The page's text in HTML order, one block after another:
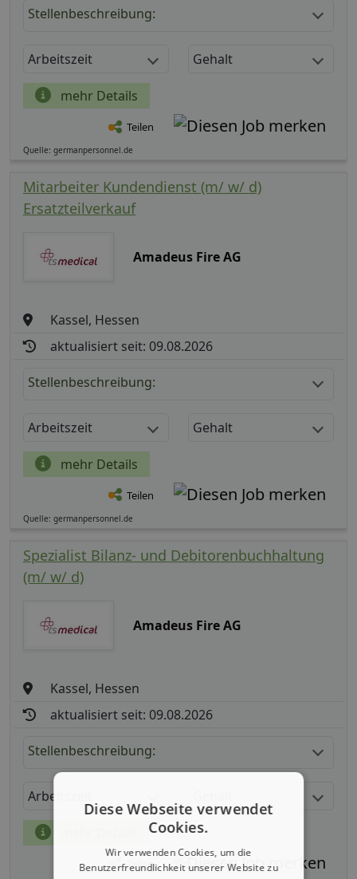
Stellenbeschreibung:
Arbeitszeit Gehalt
mehr Details
Teilen
Quelle: germanpersonnel.de
Mitarbeiter Kundendienst (m/ w/ d)
Ersatzteilverkauf
Amadeus Fire AG
Kassel, Hessen
aktualisiert seit: 09.08.2026
Stellenbeschreibung:
Arbeitszeit Gehalt
mehr Details
Teilen
Quelle: germanpersonnel.de
Spezialist Bilanz- und Debitorenbuchhaltung
(m/ w/ d)
Amadeus Fire AG
Kassel, Hessen
aktualisiert seit: 09.08.2026
Stellenbeschreibung:
Arbeitszeit
Teilen
Diese Webseite verwendet
Cookies.
Wir verwenden Cookies, um die
Benutzerfreundlichkeit unserer Website zu